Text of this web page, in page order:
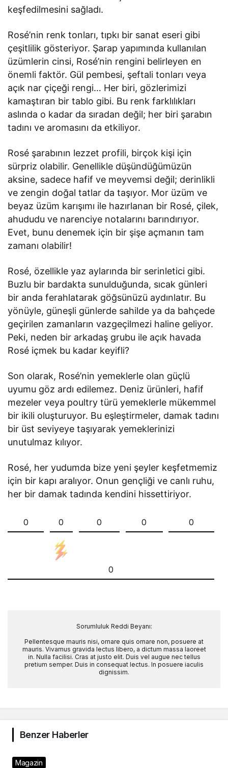
keşfedilmesini sağladı.
Rosé’nin renk tonları, tıpkı bir sanat eseri gibi
çeşitlilik gösteriyor. Şarap yapımında kullanılan
üzümlerin cinsi, Rosé’nin rengini belirleyen en
önemli faktör. Gül pembesi, şeftali tonları veya
açık nar çiçeği rengi… Her biri, gözlerimizi
kamaştıran bir tablo gibi. Bu renk farklılıkları
aslında o kadar da sıradan değil; her biri şarabın
tadını ve aromasını da etkiliyor.
Rosé şarabının lezzet profili, birçok kişi için
sürpriz olabilir. Genellikle düşündüğümüzün
aksine, sadece hafif ve meyvemsi değil; derinlikli
ve zengin doğal tatlar da taşıyor. Mor üzüm ve
beyaz üzüm karışımı ile hazırlanan bir Rosé, çilek,
ahududu ve narenciye notalarını barındırıyor.
Evet, bunu denemek için bir şişe açmanın tam
zamanı olabilir!
Rosé, özellikle yaz aylarında bir serinletici gibi.
Buzlu bir bardakta sunulduğunda, sıcak günleri
bir anda ferahlatarak göğsünüzü aydınlatır. Bu
yönüyle, güneşli günlerde sahilde ya da bahçede
geçirilen zamanların vazgeçilmezi haline geliyor.
Peki, neden bir arkadaş grubu ile açık havada
Rosé içmek bu kadar keyifli?
Son olarak, Rosé’nin yemeklerle olan güçlü
uyumu göz ardı edilemez. Deniz ürünleri, hafif
mezeler veya poultry türü yemeklerle mükemmel
bir ikili oluşturuyor. Bu eşleştirmeler, damak tadını
bir üst seviyeye taşıyarak yemeklerinizi
unutulmaz kılıyor.
Rosé, her yudumda bize yeni şeyler keşfetmemiz
için bir kapı aralıyor. Onun gençliği ve canlı ruhu,
her bir damak tadında kendini hissettiriyor.
0 0 0 0 0
0
Sorumluluk Reddi Beyanı:
Pellentesque mauris nisi, ornare quis ornare non, posuere at
mauris. Vivamus gravida lectus libero, a dictum massa laoreet
in. Nulla facilisi. Cras at justo elit. Duis vel augue nec tellus
pretium semper. Duis in consequat lectus. In posuere iaculis
dignissim.
Benzer Haberler
Magazin